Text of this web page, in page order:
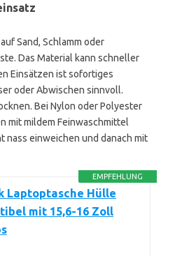
Sand, Schlamm oder
Das Material kann schneller
Einsätzen ist sofortiges
oder Abwischen sinnvoll.
Bei Nylon oder Polyester
mit mildem Feinwaschmittel
nass einweichen und danach mit
EMPFEHLUNG
Laptoptasche Hülle
mit 15,6-16 Zoll